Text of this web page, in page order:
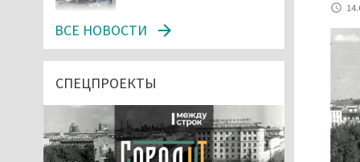
проникли в квартиру
через балкон, чтобы
07.08.2026 14:20
В Красноуральске хитрый
водитель BMW ездил с
ВСЕ НОВОСТИ
СПЕЦПРОЕКТЫ